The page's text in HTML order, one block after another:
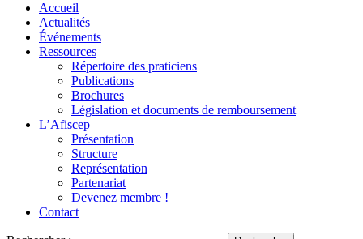
Accueil
Actualités
Événements
Ressources
Répertoire des praticiens
Publications
Brochures
Législation et documents de remboursement
L’Afiscep
Présentation
Structure
Représentation
Partenariat
Devenez membre !
Contact